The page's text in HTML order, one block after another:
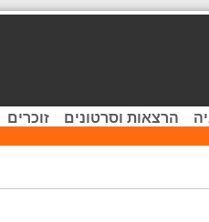
הרצאות וסרטונים זוכרים